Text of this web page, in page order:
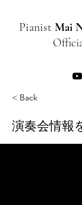
Pianist Mai
< Back
演奏会情報